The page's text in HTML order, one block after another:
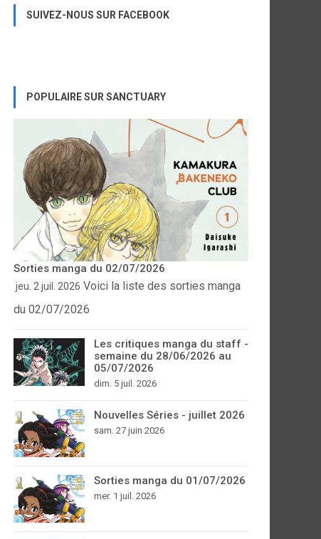
SUIVEZ-NOUS SUR FACEBOOK
POPULAIRE SUR SANCTUARY
Sorties manga du 02/07/2026
jeu. 2 juil. 2026 Voici la liste des sorties manga
du 02/07/2026
Les critiques manga du staff -
semaine du 28/06/2026 au
05/07/2026
dim. 5 juil. 2026
Nouvelles Séries - juillet 2026
sam. 27 juin 2026
Sorties manga du 01/07/2026
mer. 1 juil. 2026